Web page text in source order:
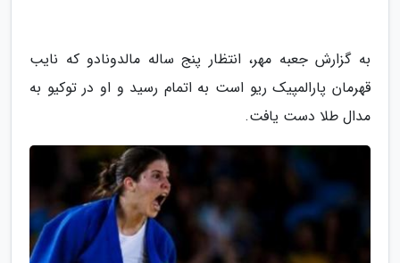
به گزارش جعبه مهر، انتظار پنج ساله مالدونادو که نایب
قهرمان پارالمپیک ریو است به اتمام رسید و او در توکیو به
مدال طلا دست یافت.